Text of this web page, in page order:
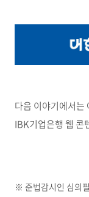
다음 이야기에서는
IBK기업은행 웹 콘
※ 준법감시인 심의